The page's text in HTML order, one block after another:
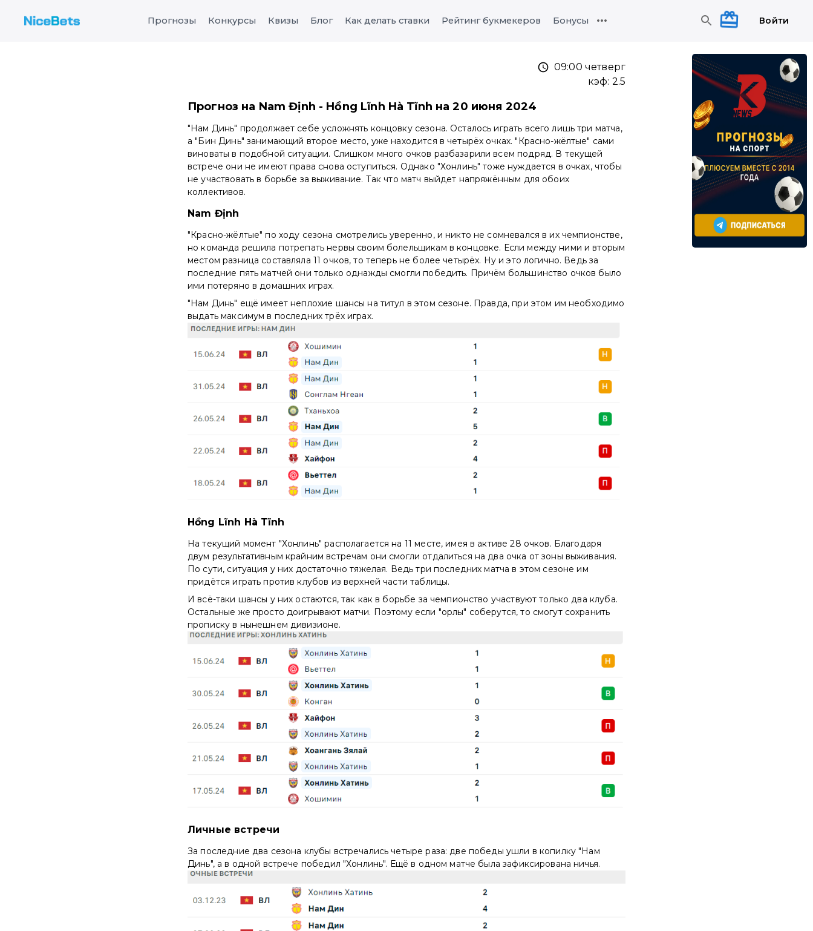
Прогнозы Конкурсы Квизы Блог Как делать ставки Рейтинг букмекеров Бонусы Войти
09:00 четверг
кэф: 2.5
Прогноз на Nam Định - Hồng Lĩnh Hà Tĩnh на 20 июня 2024
"Нам Динь" продолжает себе усложнять концовку сезона. Осталось играть всего лишь три матча,
а "Бин Динь" занимающий второе место, уже находится в четырёх очках. "Красно-жёлтые" сами
виноваты в подобной ситуации. Слишком много очков разбазарили всем подряд. В текущей
встрече они не имеют права снова оступиться. Однако "Хонлинь" тоже нуждается в очках, чтобы
не участвовать в борьбе за выживание. Так что матч выйдет напряжённым для обоих
коллективов.
Nam Định
"Красно-жёлтые" по ходу сезона смотрелись уверенно, и никто не сомневался в их чемпионстве,
но команда решила потрепать нервы своим болельщикам в концовке. Если между ними и вторым
местом разница составляла 11 очков, то теперь не более четырёх. Ну и это логично. Ведь за
последние пять матчей они только однажды смогли победить. Причём большинство очков было
ими потеряно в домашних играх.
"Нам Динь" ещё имеет неплохие шансы на титул в этом сезоне. Правда, при этом им необходимо
выдать максимум в последних трёх играх.
Hồng Lĩnh Hà Tĩnh
На текущий момент "Хонлинь" располагается на 11 месте, имея в активе 28 очков. Благодаря
двум результативным крайним встречам они смогли отдалиться на два очка от зоны выживания.
По сути, ситуация у них достаточно тяжелая. Ведь три последних матча в этом сезоне им
придётся играть против клубов из верхней части таблицы.
И всё-таки шансы у них остаются, так как в борьбе за чемпионство участвуют только два клуба.
Остальные же просто доигрывают матчи. Поэтому если "орлы" соберутся, то смогут сохранить
прописку в нынешнем дивизионе.
Личные встречи
За последние два сезона клубы встречались четыре раза: две победы ушли в копилку "Нам
Динь", а в одной встрече победил "Хонлинь". Ещё в одном матче была зафиксирована ничья.